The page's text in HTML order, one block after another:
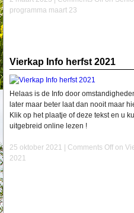
programma maart 23
Vierkap Info herfst 2021
Helaas is de Info door
later maar beter laat dan nooit maar
Klik op het plaatje of deze tekst en u
uitgebreid online lezen !
25 oktober 2021 | Comments Off on
2021